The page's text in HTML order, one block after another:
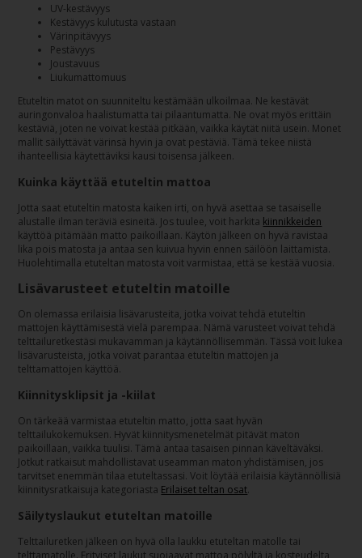
UV-kestävyys
Kestävyys kulutusta vastaan
Värinpitävyys
Pestävyys
Joustavuus
Liukumattomuus
Etuteltin matot on suunniteltu kestämään ulkoilmaa. Ne kestävät
auringonvaloa haalistumatta tai pilaantumatta. Ne ovat myös erittäin
kestäviä, joten ne voivat kestää pitkään, vaikka käytät niitä usein. Monet
mallit säilyttävät värinsä hyvin ja ovat pestäviä. Tämä tekee niistä
ihanteellisia käytettäviksi kausi toisensa jälkeen.
Kuinka käyttää etuteltin mattoa
Jotta saat etuteltin matosta kaiken irti, on hyvä asettaa se tasaiselle
alustalle ilman teräviä esineitä. Jos tuulee, voit harkita kiinnikkeiden
käyttöä pitämään matto paikoillaan. Käytön jälkeen on hyvä ravistaa
lika pois matosta ja antaa sen kuivua hyvin ennen säilöön laittamista.
Huolehtimalla etuteltan matosta voit varmistaa, että se kestää vuosia.
Lisävarusteet etuteltin matoille
On olemassa erilaisia lisävarusteita, jotka voivat tehdä etuteltin
mattojen käyttämisestä vielä parempaa. Nämä varusteet voivat tehdä
telttailuretkestäsi mukavamman ja käytännöllisemmän. Tässä voit lukea
lisävarusteista, jotka voivat parantaa etuteltin mattojen ja
telttamattojen käyttöä.
Kiinnitysklipsit ja -kiilat
On tärkeää varmistaa etuteltin matto, jotta saat hyvän
telttailukokemuksen. Hyvät kiinnitysmenetelmät pitävät maton
paikoillaan, vaikka tuulisi. Tämä antaa tasaisen pinnan käveltäväksi.
Jotkut ratkaisut mahdollistavat useamman maton yhdistämisen, jos
tarvitset enemmän tilaa etuteltassasi. Voit löytää erilaisia käytännöllisiä
kiinnitysratkaisuja kategoriasta Erilaiset teltan osat.
Säilytyslaukut etuteltan matoille
Telttailuretken jälkeen on hyvä olla laukku etuteltan matolle tai